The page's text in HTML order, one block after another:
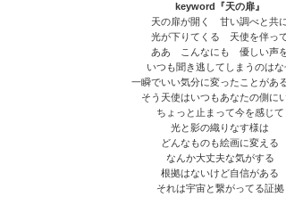
keyword『天の扉』
天の扉が開く 甘い調べと共
光が下りてくる 天使を伴っ
ああ こんなにも 優しい声
いつも聞き逃してしまうのはな
一瞬でいい気分に変ったことがあ
そう天使はいつもあなたの側に
ちょっと止まって今を感じて
光と影の織りなす様は
どんなものも絵画に変える
なんか大丈夫な気がする
根拠はないけど自信がある
それは宇宙と繋がってる証拠